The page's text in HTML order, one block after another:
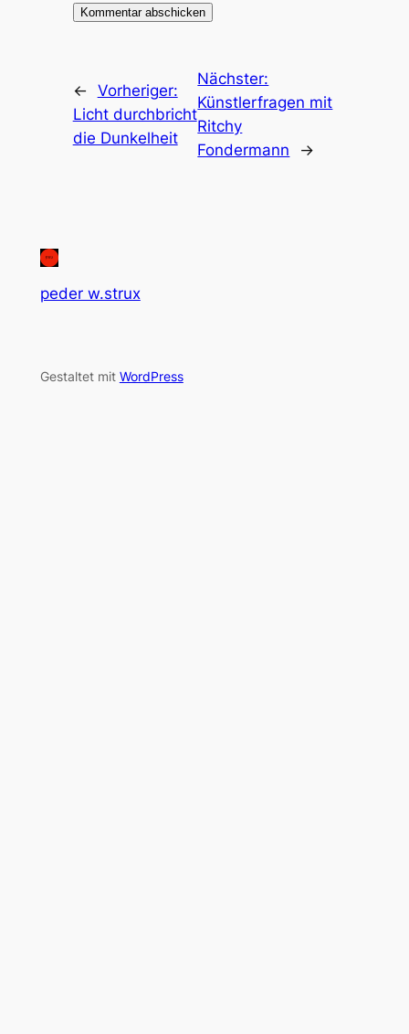
← Vorheriger:
Licht durchbricht
die Dunkelheit
Nächster:
Künstlerfragen mit
Ritchy
Fondermann
→
peder w.strux
Gestaltet mit WordPress